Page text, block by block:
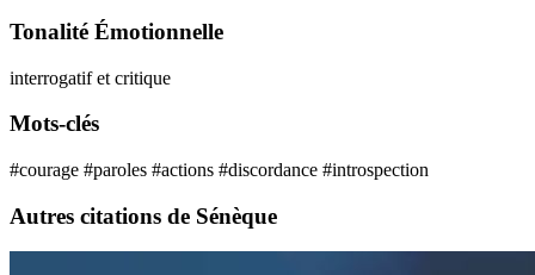
Tonalité Émotionnelle
interrogatif et critique
Mots-clés
#courage #paroles #actions #discordance #introspection
Autres citations de Sénèque